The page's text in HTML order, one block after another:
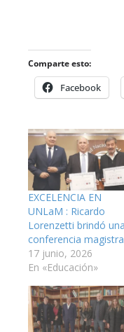
Comparte esto:
Facebook
EXCELENCIA EN
UNLaM : Ricardo
Lorenzetti brindó una
conferencia
17 junio, 2026
En «Educación»